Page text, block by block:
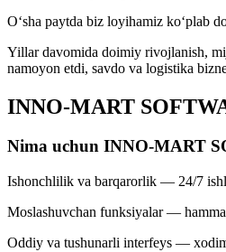
O‘sha paytda biz loyihamiz ko‘plab
Yillar davomida doimiy rivojlanish,
namoyon etdi, savdo va logistika
INNO-MART
Nima uchun INNO-MART
Ishonchlilik va barqarorlik — 24/7
Moslashuvchan funksiyalar —
Oddiy va tushunarli interfeys —